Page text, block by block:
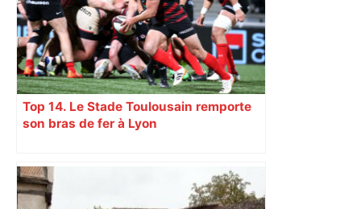
Top 14. Le Stade Toulousain remporte
son bras de fer à Lyon